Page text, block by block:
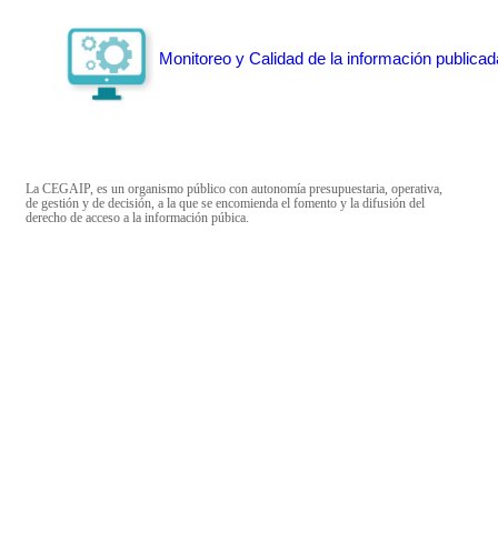
Monitoreo y Calidad de la información
La CEGAIP, es un organismo público con autonomía presupuestaria, operativa,
de gestión y de decisión, a la que se encomienda el fomento y la difusión del
derecho de acceso a la información púbica.